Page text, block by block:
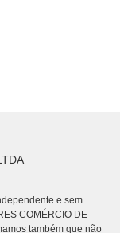
e sem
COMÉRCIO DE
também que não